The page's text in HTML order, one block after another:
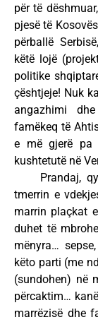
për të
pjesë të
përballë
këtë lojë
politike
çështjeje! Nuk
angazhimi
famëkeq të
e më gjerë pa
kushtetutë në
Prandaj,
tmerrin e
marrin plaçkat
duhet të
mënyra…
këto parti (me
(sundohen) në
përcaktim…
marrëzisë dhe